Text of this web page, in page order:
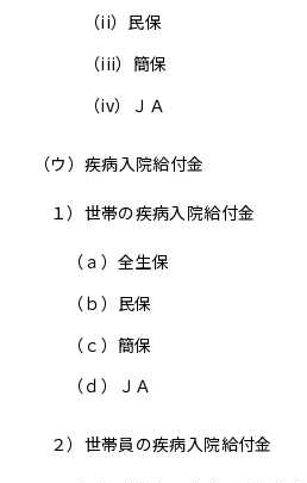
（ii） 民保
（iii） 簡保
（iv）
ＪＡ
（ウ）疾病入院給付金
１）世帯の疾病入院給付金
（ａ）全生保
（ｂ） 民保
（ｃ）簡保
（ｄ）
ＪＡ
２）世帯員の疾病入院給付金